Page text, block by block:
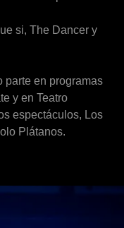
si, The Dancer y
parte en programas
y en Teatro
espectáculos, Los
Plátanos.